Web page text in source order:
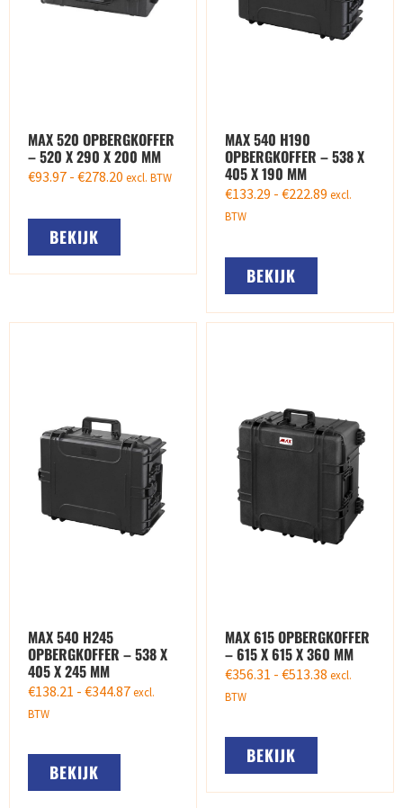
MAX 520 OPBERGKOFFER
– 520 X 290 X 200 MM
€93.97 - €278.20 excl. BTW
BEKIJK
MAX 540 H190
OPBERGKOFFER – 538 X
405 X 190 MM
€133.29 - €222.89 excl.
BTW
BEKIJK
MAX 540 H245
OPBERGKOFFER – 538 X
405 X 245 MM
€138.21 - €344.87excl.
BTW
BEKIJK
MAX 615 OPBERGKOFFER
– 615 X 615 X 360 MM
€356.31 - €513.38 excl.
BTW
BEKIJK